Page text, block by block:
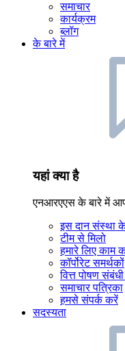
समाचार
कार्यक्रम
ब्लॉग
के बारे में
यहां क्या है
एनआरएएस के बारे में
इस दान संस्था
टीम से मिलो
हमारे लिए काम
कॉर्पोरेट समर्थकों
वित्त पोषण
समाचार पत्रिका
हमसे संपर्क करें
सदस्यता